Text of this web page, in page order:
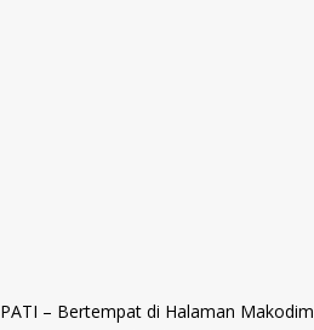
PATI – Bertempat di Halaman